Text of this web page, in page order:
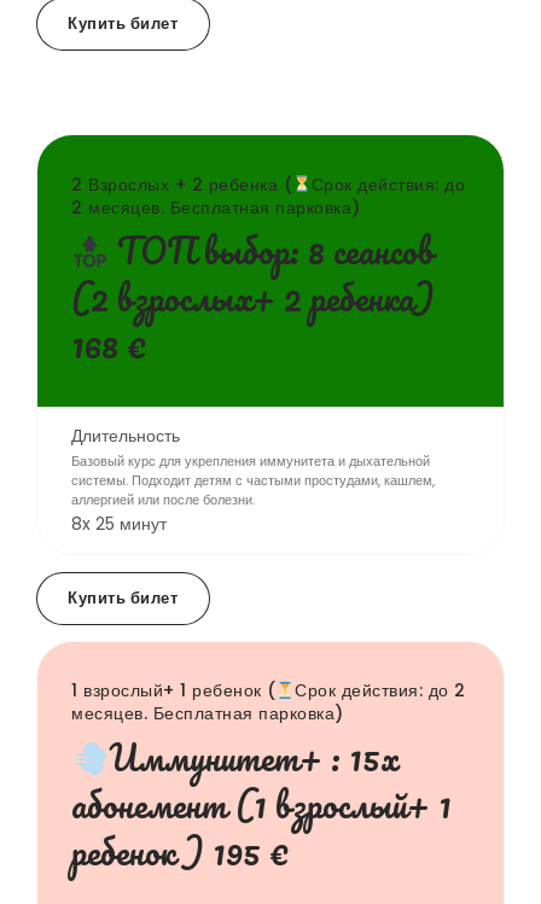
Купить билет
2 Взрослых + 2 ребенка (
Срок действия: до
2 месяцев. Бесплатная парковка)
TOП выбор: 8 сеансов
(2 взрослых+ 2 ребенка)
168 €
Длительность
Базовый курс для укрепления иммунитета и дыхательной
системы. Подходит детям с частыми простудами, кашлем,
аллергией или после болезни.
8x 25 минут
Купить билет
1 взрослый+ 1 ребенок (
Срок действия: до 2
месяцев. Бесплатная парковка)
Иммунитет+ : 15x
абонемент (1 взрослый+ 1
ребенок ) 195 €